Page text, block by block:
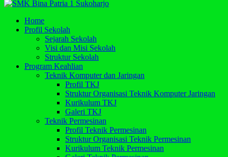
Home
Profil Sekolah
Sejarah Sekolah
Visi dan Misi Sekolah
Struktur Sekolah
Program Keahlian
Teknik Komputer dan Jaringan
Profil TKJ
Struktur Organisasi Teknik Komputer Jaringan
Kurikulum TKJ
Galeri TKJ
Teknik Permesinan
Profil Teknik Permesinan
Struktur Organisasi Teknik Permesinan
Kurikulum Teknik Permesinan